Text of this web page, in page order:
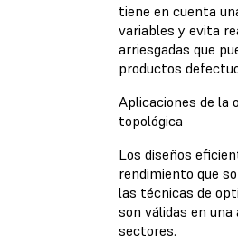
tiene en cuenta
variables y evita
arriesgadas que
productos
Aplicaciones de la
topológica
Los diseños
rendimiento que
las técnicas de
son válidas en una
sectores.